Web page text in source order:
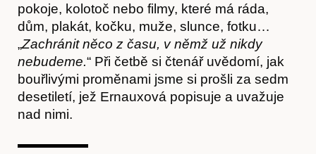
pokoje, kolotoč nebo filmy, které má ráda,
dům, plakát, kočku, muže, slunce, fotku…
„Zachránit něco z času, v němž už nikdy
nebudeme.“ Při četbě si čtenář uvědomí, jak
bouřlivými proměnami jsme si prošli za sedm
desetiletí, jež Ernauxová popisuje a uvažuje
nad nimi.